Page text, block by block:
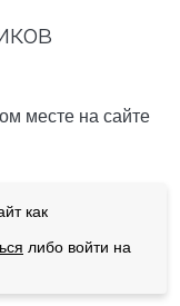
месте на сайте
как
либо войти на